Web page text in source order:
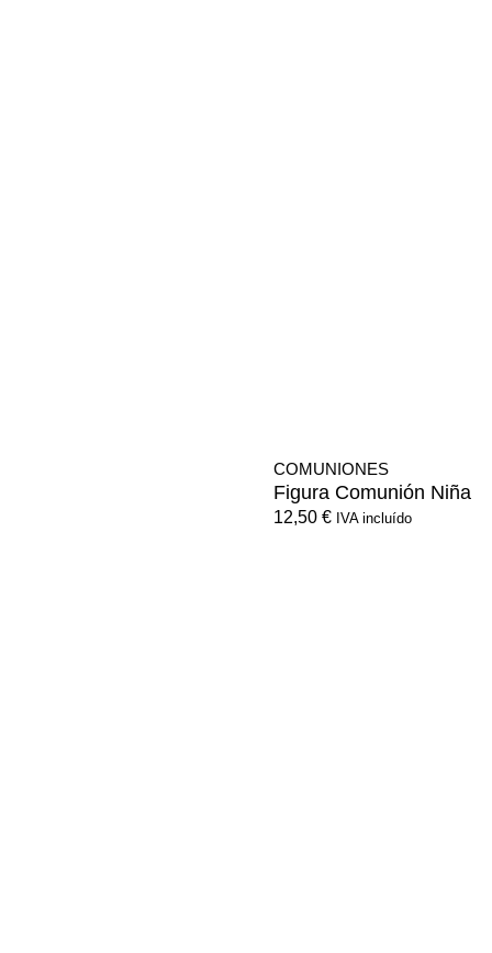
COMUNIONES
Figura Comunión Niña
12,50 € IVA incluído